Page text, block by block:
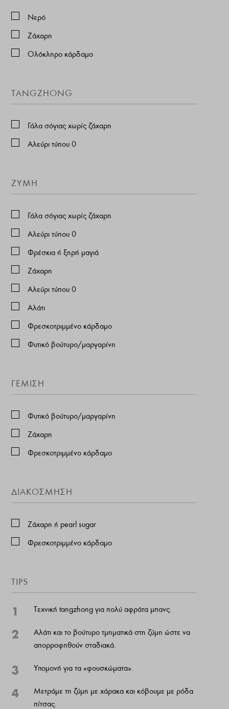
Νερό
Ζάχαρη
Ολόκληρο κάρδαμο
TANGZHONG
Γάλα σόγιας χωρίς ζάχαρη
Αλεύρι τύπου 0
ZΥΜΗ
Γάλα σόγιας χωρίς ζάχαρη
Αλεύρι τύπου 0
Φρέσκια ή ξηρή μαγιά
Ζάχαρη
Αλεύρι τύπου 0
Αλάτι
Φρεσκοτριμμένο κάρδαμο
Φυτικό βούτυρο/μαργαρίνη
ΓΕΜΙΣΗ
Φυτικό βούτυρο/μαργαρίνη
Ζάχαρη
Φρεσκοτριμμένο κάρδαμο
ΔΙΑΚΟΣΜΗΣΗ
Ζάχαρη ή pearl sugar
Φρεσκοτριμμένο κάρδαμο
TIPS
1 Τεχνική tangzhong για πολύ αφράτα μπανς.
2
Αλάτι και το βούτυρο τμηματικά στη ζύμη ώστε να
απορροφηθούν σταδιακά.
3 Υπομονή για τα «φουσκώματα».
4
Μετράμε τη ζύμη με χάρακα και κόβουμε με ρόδα
πίτσας.